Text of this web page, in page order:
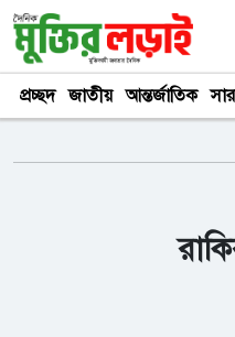
প্রচ্ছদ জাতীয় আন্তর্জাতিক